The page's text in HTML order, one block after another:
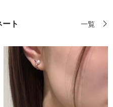
ト 一覧